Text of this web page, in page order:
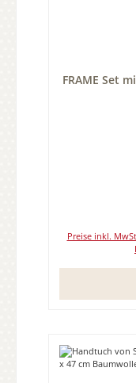
FRAME Set
Preise inkl.